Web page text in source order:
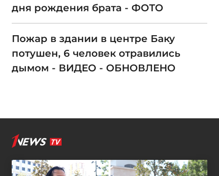
дня рождения брата - ФОТО
Пожар в здании в центре Баку
потушен, 6 человек отравились
дымом - ВИДЕО - ОБНОВЛЕНО